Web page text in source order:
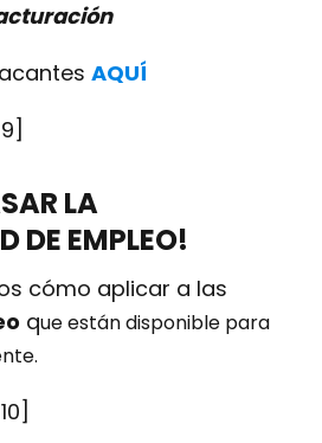
AQUÍ
LA
DE EMPLEO!
cómo aplicar a las
que están disponible para